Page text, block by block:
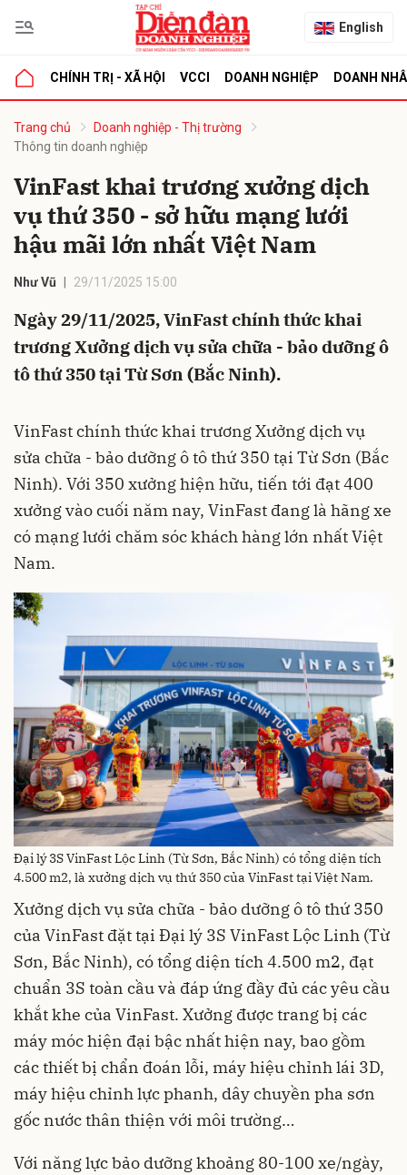
English
CHÍNH TRỊ - XÃ HỘI VCCI DOANH NGHIỆP DOANH
Trang chủ
Doanh nghiệp - Thị trường
Thông tin doanh nghiệp
VinFast khai trương xưởng dịch
vụ thứ 350 - sở hữu mạng lưới
hậu mãi lớn nhất Việt Nam
Như Vũ 29/11/2025 15:00
Ngày 29/11/2025, VinFast chính thức khai
trương Xưởng dịch vụ sửa chữa - bảo dưỡng ô
tô thứ 350 tại Từ Sơn (Bắc Ninh).
VinFast chính thức khai trương Xưởng dịch vụ
sửa chữa - bảo dưỡng ô tô thứ 350 tại Từ Sơn (Bắc
Ninh). Với 350 xưởng hiện hữu, tiến tới đạt 400
xưởng vào cuối năm nay, VinFast đang là hãng xe
có mạng lưới chăm sóc khách hàng lớn nhất Việt
Nam.
Đại lý 3S VinFast Lộc Linh (Từ Sơn, Bắc Ninh) có tổng diện tích
4.500 m2, là xưởng dịch vụ thứ 350 của VinFast tại Việt Nam.
Xưởng dịch vụ sửa chữa - bảo dưỡng ô tô thứ 350
của VinFast đặt tại Đại lý 3S VinFast Lộc Linh (Từ
Sơn, Bắc Ninh), có tổng diện tích 4.500 m2, đạt
chuẩn 3S toàn cầu và đáp ứng đầy đủ các yêu cầu
khắt khe của VinFast. Xưởng được trang bị các
máy móc hiện đại bậc nhất hiện nay, bao gồm
các thiết bị chẩn đoán lỗi, máy hiệu chỉnh lái 3D,
máy hiệu chỉnh lực phanh, dây chuyền pha sơn
gốc nước thân thiện với môi trường…
Với năng lực bảo dưỡng khoảng 80-100 xe/ngày,
luận